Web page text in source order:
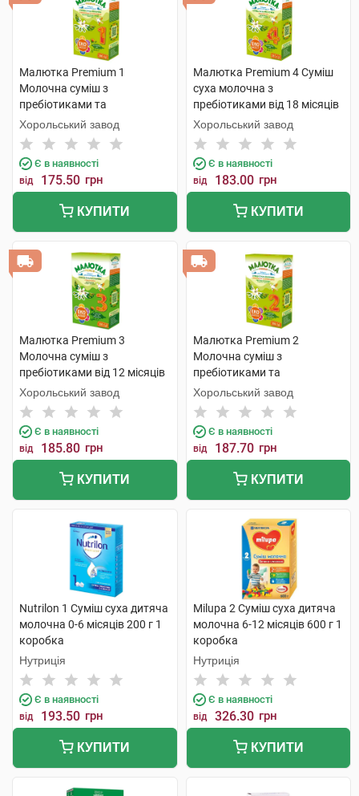
Малютка Premium 1
Молочна суміш з
пребіотиками та
нуклеотидами від 0 до 6
місяців 350 г 1 коробка
Хорольський завод
Є в наявності
від 175.50 грн
КУПИТИ
Малютка Premium 4 Суміш
суха молочна з
пребіотиками від 18 місяців
350 г 1 коробка
Хорольський завод
Є в наявності
від 183.00 грн
КУПИТИ
Малютка Premium 3
Молочна суміш з
пребіотиками від 12 місяців
350 г 1 коробка
Хорольський завод
Є в наявності
від 185.80 грн
КУПИТИ
Малютка Premium 2
Молочна суміш з
пребіотиками та
нуклеотидами від 6 до 12
місяців 350 г 1 коробка
Хорольський завод
Є в наявності
від 187.70 грн
КУПИТИ
Nutrilon 1 Суміш суха дитяча
молочна 0-6 місяців 200 г 1
коробка
Нутриція
Є в наявності
від 193.50 грн
КУПИТИ
Milupa 2 Суміш суха дитяча
молочна 6-12 місяців 600 г 1
коробка
Нутриція
Є в наявності
від 326.30 грн
КУПИТИ